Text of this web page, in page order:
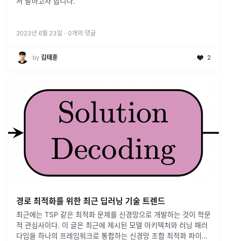
2023년 6월 23일 · 0개의 댓글
by 김태훈 2
경로 최적화를 위한 최근 딥러닝 기술 트렌드
최근에는 TSP 같은 최적화 문제를 신경망으로 개발하는 것이 학문
적 관심사이다. 이 글은 최근에 제시된 모델 아키텍처와 러닝 패러
다임을 하나의 프레임워크로 통합하는 신경망 조합 최적화 파이프